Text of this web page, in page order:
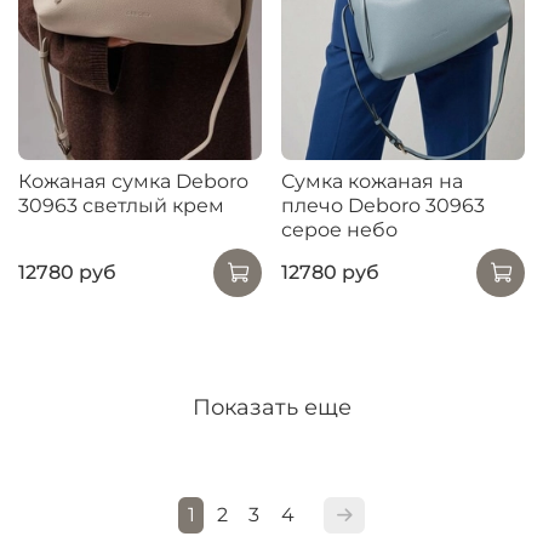
Кожаная сумка Deboro
30963 светлый крем
12780 руб
Сумка кожаная на
плечо Deboro 30963
серое небо
12780 руб
Показать еще
1 2 3 4